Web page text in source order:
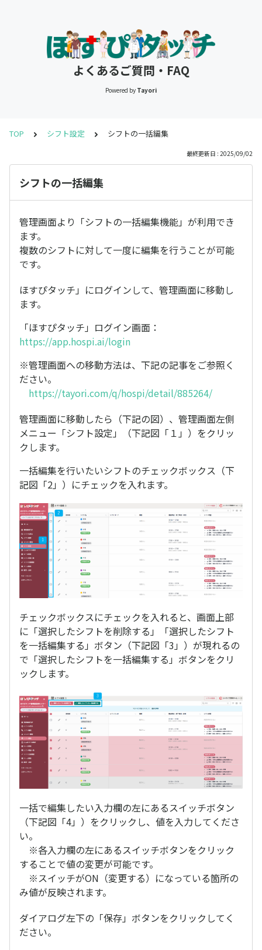
よくあるご質問・FAQ
Powered by Tayori
TOP シフト設定 シフトの一括編集
最終更新日 : 2025/09/02
シフトの一括編集
管理画面より「シフトの一括編集機能」が利用でき
ます。
複数のシフトに対して一度に編集を行うことが可能
です。
ほすぴタッチ」にログインして、管理画面に移動し
ます。
「ほすぴタッチ」ログイン画面：
https://app.hospi.ai/login
※管理画面への移動方法は、下記の記事をご参照く
ださい。
https://tayori.com/q/hospi/detail/885264/
管理画面に移動したら（下記の図）、管理画面左側
メニュー「シフト設定」（下記図「１」）をクリッ
クします。
一括編集を行いたいシフトのチェックボックス（下
記図「2」）にチェックを入れます。
チェックボックスにチェックを入れると、画面上部
に「選択したシフトを削除する」「選択したシフト
を一括編集する」ボタン（下記図「3」）が現れるの
で「選択したシフトを一括編集する」ボタンをクリ
ックします。
一括で編集したい入力欄の左にあるスイッチボタン
（下記図「4」）をクリックし、値を入力してくださ
い。
※各入力欄の左にあるスイッチボタンをクリック
することで値の変更が可能です。
※スイッチがON（変更する）になっている箇所の
み値が反映されます。
ダイアログ左下の「保存」ボタンをクリックしてく
ださい。